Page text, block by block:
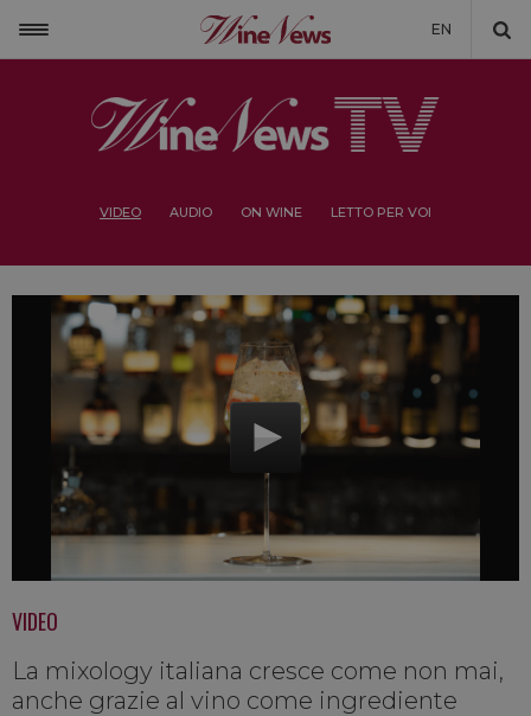
EN
VIDEO AUDIO ON WINE LETTO PER VOI
VIDEO
La mixology italiana cresce come non mai,
anche grazie al vino come ingrediente